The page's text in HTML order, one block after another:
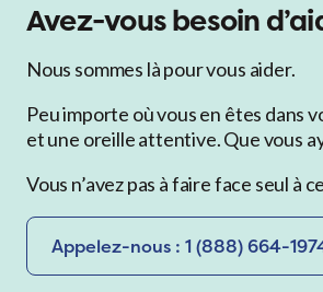
Avez-vous besoin
Nous sommes là pour vous aider.
Peu importe où vous en êtes dans
et une oreille attentive. Que vous
Vous n’avez pas à faire face seul à
Appelez-nous : 1 (888) 664-